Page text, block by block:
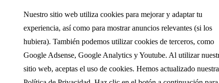
Nuestro sitio web utiliza cookies para mejorar y adaptar tu
experiencia, así como para mostrar anuncios relevantes (si los
hubiera). También podemos utilizar cookies de terceros, como
Google Adsense, Google Analytics y Youtube. Al utilizar
sitio web, aceptas el uso de cookies. Hemos actualizado nuestra